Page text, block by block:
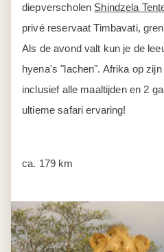
diepverscholen Shindzela
privé reservaat Timbavati,
Als de avond valt kun je de
hyena's "lachen". Afrika op
inclusief alle maaltijden en 2
ultieme safari ervaring!
ca. 179 km